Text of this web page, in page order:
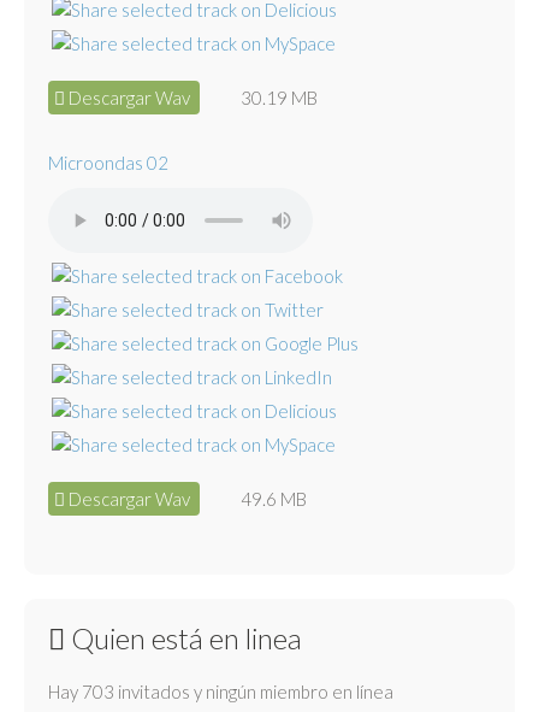
Descargar Wav 30.19 MB
Microondas 02
Descargar Wav 49.6 MB
Quien está en linea
Hay 703 invitados y ningún miembro en línea